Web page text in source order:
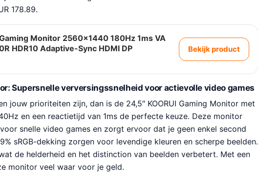
178.89.
Monitor 2560×1440 180Hz 1ms VA
HDR10 Adaptive-Sync HDMI DP
Bekijk product
Supersnelle verversingssnelheid voor actievolle video games
jouw prioriteiten zijn, dan is de 24,5″ KOORUI Gaming Monitor met
en een reactietijd van 1ms de perfecte keuze. Deze monitor
snelle video games en zorgt ervoor dat je geen enkel second
sRGB-dekking zorgen voor levendige kleuren en scherpe beelden.
de helderheid en het distinction van beelden verbetert. Met een
monitor veel waar voor je geld.